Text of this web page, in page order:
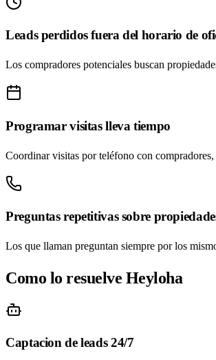
Leads perdidos fuera del horario de
Los compradores potenciales buscan
Programar visitas lleva tiempo
Coordinar visitas por teléfono con
Preguntas repetitivas sobre
Los que llaman preguntan siempre por los
Como lo resuelve Heyloha
Captacion de leads 24/7